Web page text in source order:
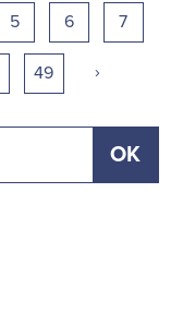
5 6 7
49 ›